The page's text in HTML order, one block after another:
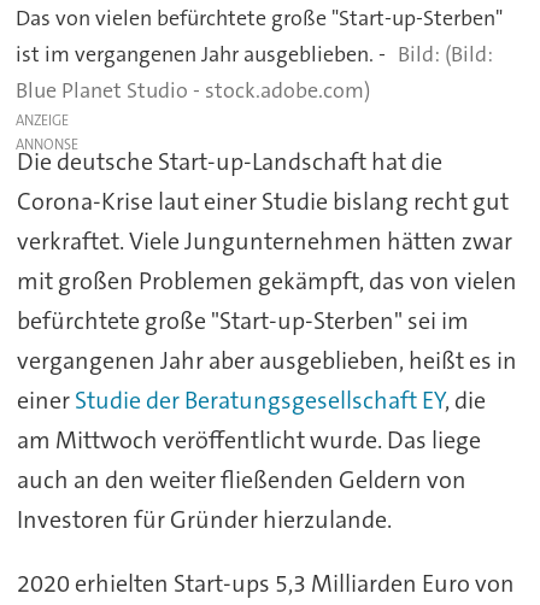
Das von vielen befürchtete große "Start-up-Sterben"
ist im vergangenen Jahr ausgeblieben. -
(Bild:
Blue Planet Studio - stock.adobe.com)
ANZEIGE
Die deutsche Start-up-Landschaft hat die
Corona-Krise laut einer Studie bislang recht gut
verkraftet. Viele Jungunternehmen hätten zwar
mit großen Problemen gekämpft, das von vielen
befürchtete große "Start-up-Sterben" sei im
vergangenen Jahr aber ausgeblieben, heißt es in
einerStudie der Beratungsgesellschaft EY, die
am Mittwoch veröffentlicht wurde. Das liege
auch an den weiter fließenden Geldern von
Investoren für Gründer hierzulande.
2020 erhielten Start-ups 5,3 Milliarden Euro von